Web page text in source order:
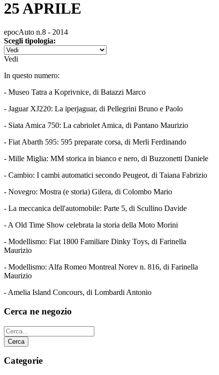
25 APRILE
epocAuto n.8 - 2014
Scegli tipologia:
Vedi
In questo numero:
- Museo Tatra a Koprivnice, di Batazzi Marco
- Jaguar XJ220: La iperjaguar, di Pellegrini Bruno e Paolo
- Siata Amica 750: La cabriolet Amica, di Pantano Maurizio
- Fiat Abarth 595: 595 preparate corsa, di Merli Ferdinando
- Mille Miglia: MM storica in bianco e nero, di Buzzonetti Daniele
- Cambio: I cambi automatici secondo Peugeot, di Taiana Fabrizio
- Novegro: Mostra (e storia) Gilera, di Colombo Mario
- La meccanica dell'automobile: Parte 5, di Scullino Davide
- A Old Time Show celebrata la storia della Moto Morini
- Modellismo: Fiat 1800 Familiare Dinky Toys, di Farinella
Maurizio
- Modellismo: Alfa Romeo Montreal Norev n. 816, di Farinella
Maurizio
- Amelia Island Concours, di Lombardi Antonio
Cerca ne negozio
Categorie